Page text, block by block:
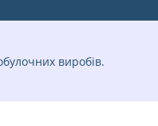
виробів.